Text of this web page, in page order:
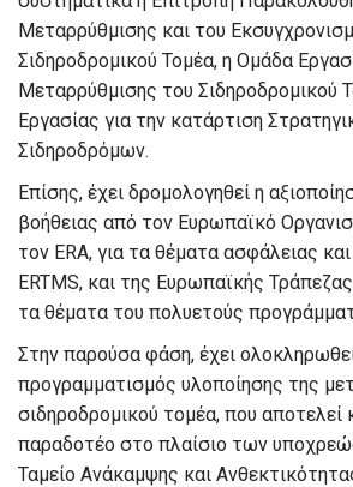
Μεταρρύθμισης και του
Σιδηροδρομικού Τομέα, η Ομάδα
Μεταρρύθμισης του Σιδηροδρομικού
Εργασίας για την κατάρτιση
Σιδηροδρόμων.
Επίσης, έχει δρομολογηθεί η
βοήθειας από τον Ευρωπαϊκό
τον ΕRA, για τα θέματα ασφάλειας
ERTMS, και της Ευρωπαϊκής
τα θέματα του πολυετούς
Στην παρούσα φάση, έχει
προγραμματισμός υλοποίησης της
σιδηροδρομικού τομέα, που
παραδοτέο στο πλαίσιο των
Ταμείο Ανάκαμψης και